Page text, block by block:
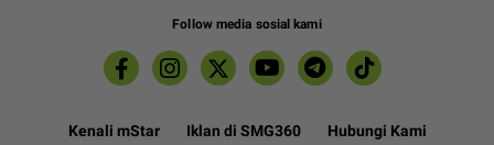
Follow media sosial kami
Kenali mStar Iklan di SMG360 Hubungi Kami